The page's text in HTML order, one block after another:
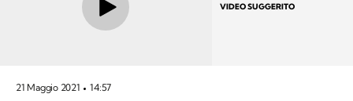
VIDEO SUGGERITO
21 Maggio 2021 14:57